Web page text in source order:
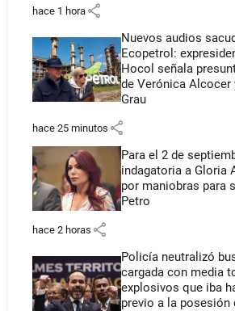
hace 1 hora share
Nuevos audios
Ecopetrol:
Hocol señala
de Verónica Alcocer
Grau
hace 25 minutos share
Para el 2 de
indagatoria a Gloria
por maniobras para
Petro
hace 2 horas share
Policía neutralizó
cargada con media
explosivos que iba
previo a la posesión